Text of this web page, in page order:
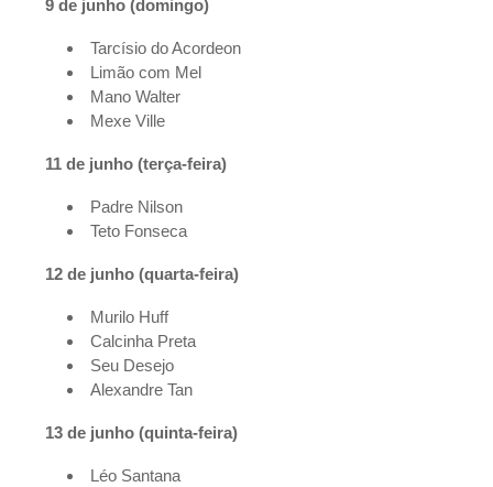
9 de junho (domingo)
Tarcísio do Acordeon
Limão com Mel
Mano Walter
Mexe Ville
11 de junho (terça-feira)
Padre Nilson
Teto Fonseca
12 de junho (quarta-feira)
Murilo Huff
Calcinha Preta
Seu Desejo
Alexandre Tan
13 de junho (quinta-feira)
Léo Santana